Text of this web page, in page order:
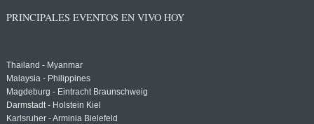
PRINCIPALES EVENTOS EN VIVO HOY
Thailand - Myanmar
Malaysia - Philippines
Magdeburg - Eintracht Braunschweig
Darmstadt - Holstein Kiel
Karlsruher - Arminia Bielefeld